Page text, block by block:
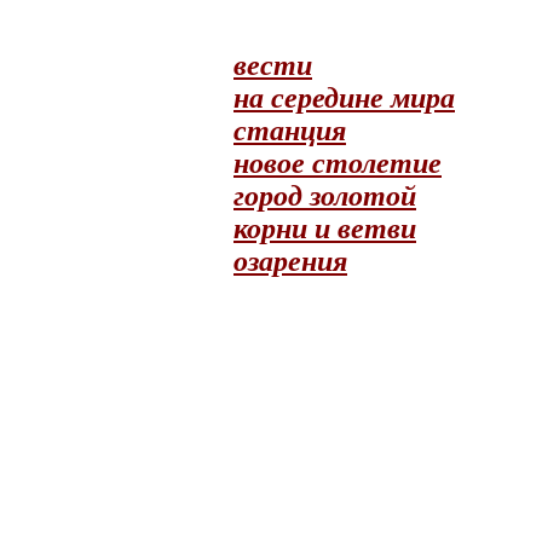
вести
на середине мира
станция
новое столетие
город золотой
корни и ветви
озарения